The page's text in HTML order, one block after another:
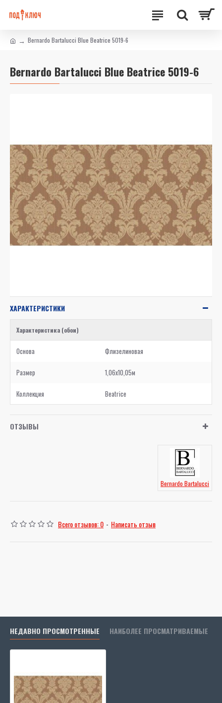
Bernardo Bartalucci Blue Beatrice 5019-6
Bernardo Bartalucci Blue Beatrice 5019-6
ХАРАКТЕРИСТИКИ
Характеристика (обои)
Основа Флизелиновая
Размер 1,06x10,05м
Коллекция Beatrice
ОТЗЫВЫ
Bernardo Bartalucci
Всего отзывов: 0 - Написать отзыв
НЕДАВНО ПРОСМОТРЕННЫЕ НАИБОЛЕЕ ПРОСМАТРИВАЕМЫЕ